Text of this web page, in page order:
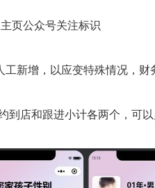
页公众号关注标识
工新增，以应变特殊情况，
到店和跟进小计各两个，可